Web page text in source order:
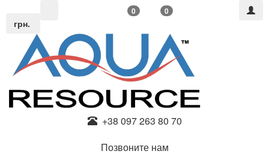
грн.
0 0
+38 097 263 80 70
Позвоните нам